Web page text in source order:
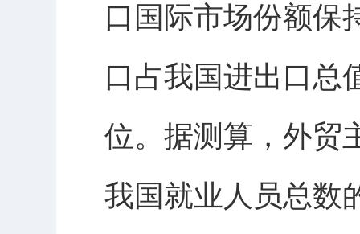
口国际市场份额保
口占我国进出口总
位。据测算，外贸
我国就业人员总数